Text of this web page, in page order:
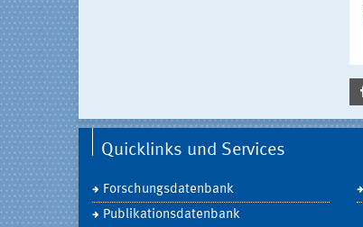
Quicklinks und Services
Forschungsdatenbank
Publikationsdatenbank